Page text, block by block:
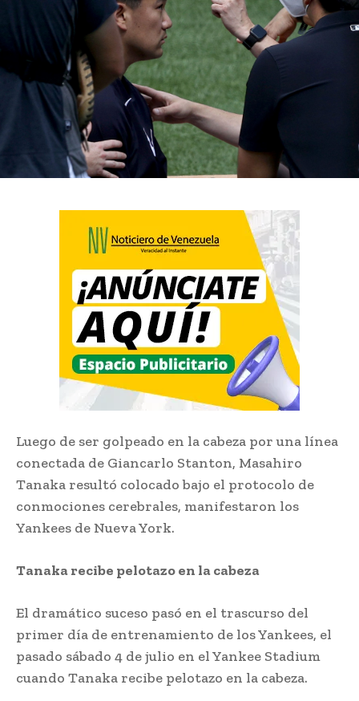
Luego de ser golpeado en la cabeza por una línea
conectada de Giancarlo Stanton, Masahiro
Tanaka resultó colocado bajo el protocolo de
conmociones cerebrales, manifestaron los
Yankees de Nueva York.
Tanaka recibe pelotazo en la cabeza
El dramático suceso pasó en el trascurso del
primer día de entrenamiento de los Yankees, el
pasado sábado 4 de julio en el Yankee Stadium
cuando Tanaka recibe pelotazo en la cabeza.